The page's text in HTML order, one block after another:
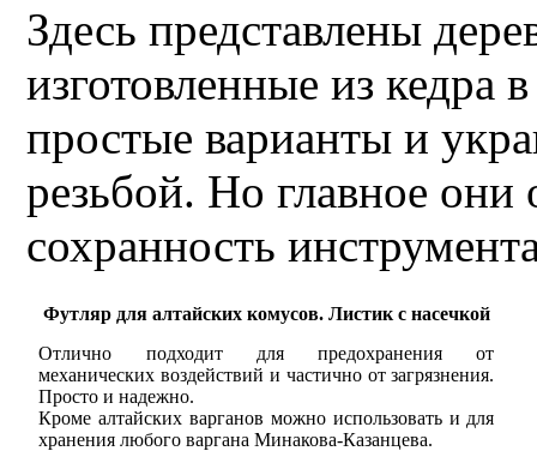
Здесь представлены
изготовленные из кедра
простые варианты и
резьбой. Но главное
сохранность
Футляр для алтайских комусов. Листик с насечкой
Отлично подходит для предохранения от
механических воздействий и частично от загрязнения.
Просто и надежно.
Кроме алтайских варганов можно использовать и для
хранения любого варгана Минакова-Казанцева.